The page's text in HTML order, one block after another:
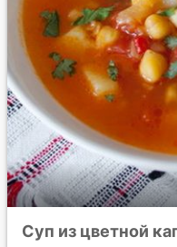
Суп из цветной